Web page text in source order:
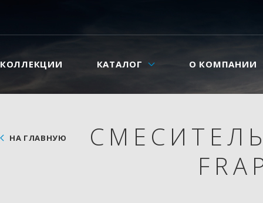
КОЛЛЕКЦИИ КАТАЛОГ О КОМПАНИИ
НА ГЛАВНУЮ